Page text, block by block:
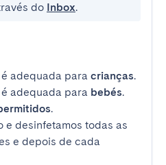
do Inbox.
adequada para crianças.
adequada para bebés.
.
e desinfetamos todas as
e depois de cada